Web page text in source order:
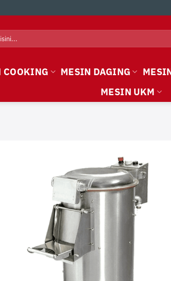
COOKING MESIN DAGING
MESIN UKM